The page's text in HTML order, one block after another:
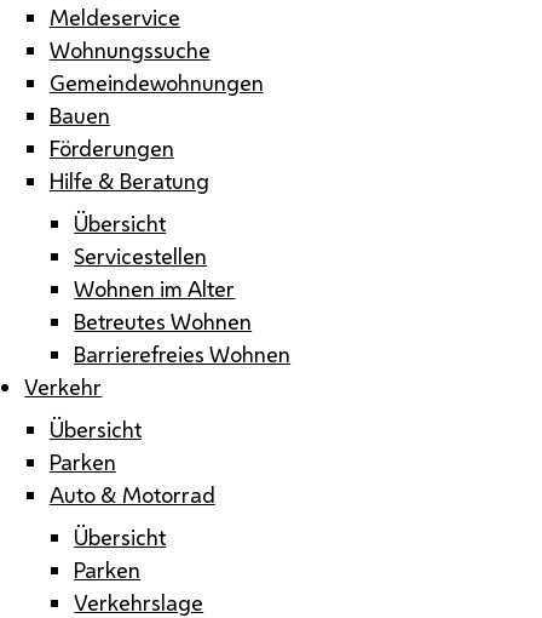
Meldeservice
Wohnungssuche
Gemeindewohnungen
Bauen
Förderungen
Hilfe & Beratung
Übersicht
Servicestellen
Wohnen im Alter
Betreutes Wohnen
Barrierefreies Wohnen
Verkehr
Übersicht
Parken
Auto & Motorrad
Übersicht
Parken
Verkehrslage